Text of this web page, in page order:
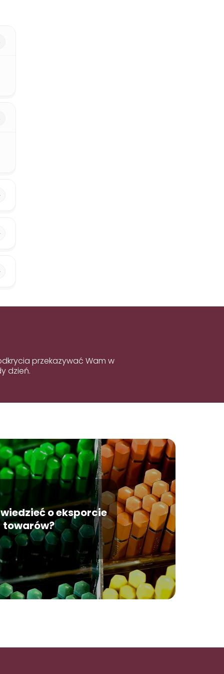
przekazywać Wam w
dzień.
o eksporcie
towarów?